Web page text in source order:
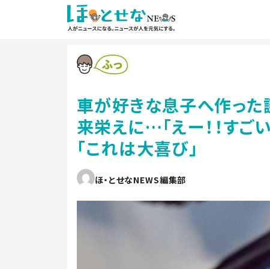
車が好きな息子へ作った
来栄えに…「えー！！すごい
「これは大喜び」
ほ・とせなNEWS編集部